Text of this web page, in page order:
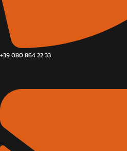
+39 080 864 22 33